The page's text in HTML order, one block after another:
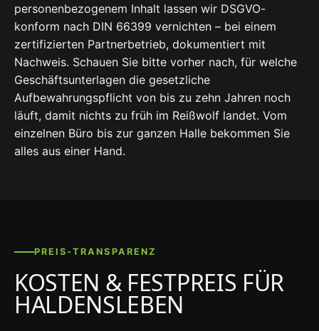
personenbezogenem Inhalt lassen wir DSGVO-
konform nach DIN 66399 vernichten – bei einem
zertifizierten Partnerbetrieb, dokumentiert mit
Nachweis. Schauen Sie bitte vorher nach, für welche
Geschäftsunterlagen die gesetzliche
Aufbewahrungspflicht von bis zu zehn Jahren noch
läuft, damit nichts zu früh im Reißwolf landet. Vom
einzelnen Büro bis zur ganzen Halle bekommen Sie
alles aus einer Hand.
PREIS-TRANSPARENZ
KOSTEN & FESTPREIS FÜR
HALDENSLEBEN